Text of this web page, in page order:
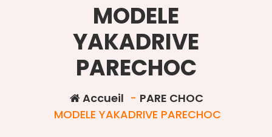
MODELE
YAKADRIVE
PARECHOC
Accueil - PARE CHOC
MODELE YAKADRIVE PARECHOC